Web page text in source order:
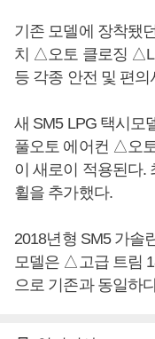
기존 모델에 장착됐
치 △오토 클로징
등 각종 안전 및 편
새 SM5 LPG 택시모
풀오토 에어컨 △오
이 새로이 적용된다.
휠을 추가했다.
2018년형 SM5 가솔
모델은 △고급 트림
으로 기존과 동일하